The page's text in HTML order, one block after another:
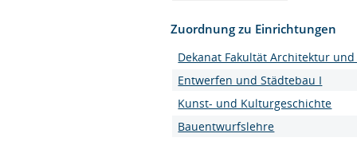
Zuordnung zu Einrichtungen
Dekanat Fakultät Architektur
Entwerfen und Städtebau I
Kunst- und Kulturgeschichte
Bauentwurfslehre